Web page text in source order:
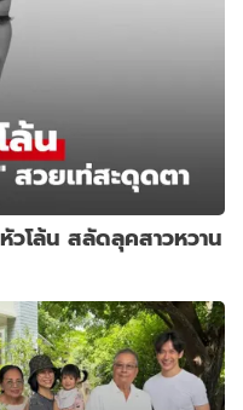
โล้น สลัดลุคสาวหวาน